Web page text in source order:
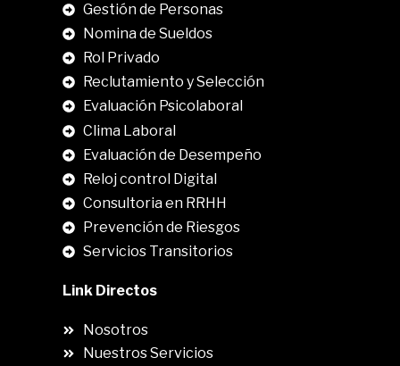
Gestión de Personas
Nomina de Sueldos
Rol Privado
Reclutamiento y Selección
Evaluación Psicolaboral
Clima Laboral
Evaluación de Desempeño
Reloj control Digital
Consultoria en RRHH
Prevención de Riesgos
Servicios Transitorios
Link Directos
Nosotros
Nuestros Servicios